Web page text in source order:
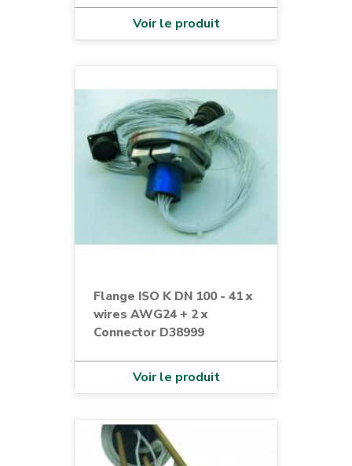
Voir le produit
Flange ISO K DN 100 - 41 x
wires AWG24 + 2 x
Connector D38999
Voir le produit